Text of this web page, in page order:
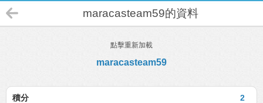
maracasteam59的資料
點擊重新加載
maracasteam59
2
積分